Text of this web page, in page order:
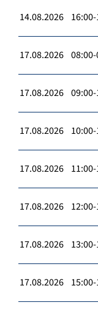
14.08.2026 16:00-
17.08.2026 08:00-
17.08.2026 09:00-
17.08.2026 10:00-
17.08.2026 11:00-
17.08.2026 12:00-
17.08.2026 13:00-
17.08.2026 15:00-